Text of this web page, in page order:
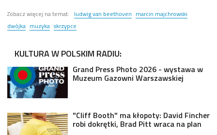
Zobacz więcej na temat: ludwig van beethoven marcin majchrowski
dwójka muzyka skrzypce
KULTURA W POLSKIM RADIU:
Grand Press Photo 2026 - wystawa w
Muzeum Gazowni Warszawskiej
"Cliff Booth" ma kłopoty: David Fincher
robi dokrętki, Brad Pitt wraca na plan